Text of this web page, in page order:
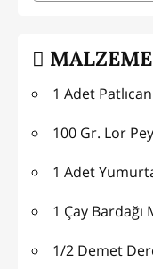
1 Adet Patlıcan
100 Gr. Lor
1 Adet
1 Çay Bardağı
1/2 Demet